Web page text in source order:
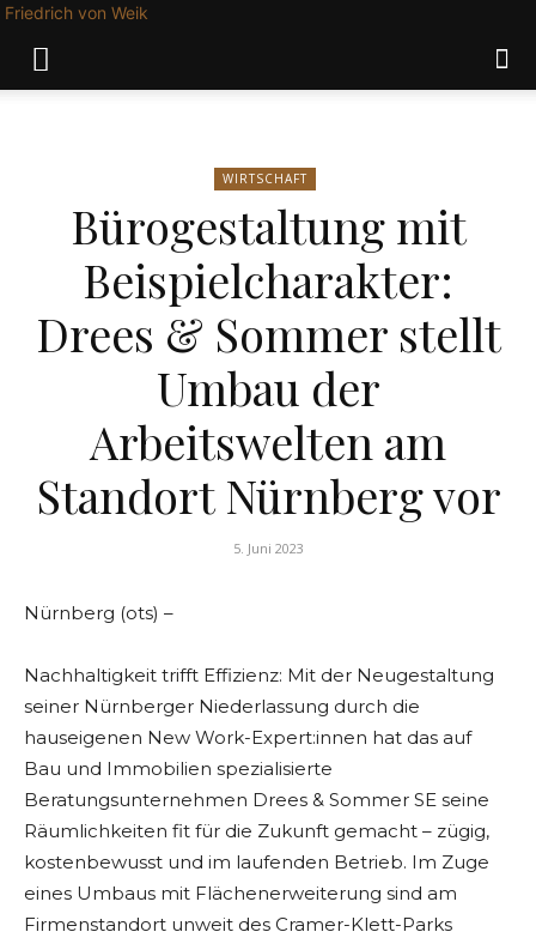
Friedrich von Weik
WIRTSCHAFT
Bürogestaltung mit
Beispielcharakter:
Drees & Sommer stellt
Umbau der
Arbeitswelten am
Standort Nürnberg vor
5. Juni 2023
Nürnberg (ots) –
Nachhaltigkeit trifft Effizienz: Mit der Neugestaltung
seiner Nürnberger Niederlassung durch die
hauseigenen New Work-Expert:innen hat das auf
Bau und Immobilien spezialisierte
Beratungsunternehmen Drees & Sommer SE seine
Räumlichkeiten fit für die Zukunft gemacht – zügig,
kostenbewusst und im laufenden Betrieb. Im Zuge
eines Umbaus mit Flächenerweiterung sind am
Firmenstandort unweit des Cramer-Klett-Parks